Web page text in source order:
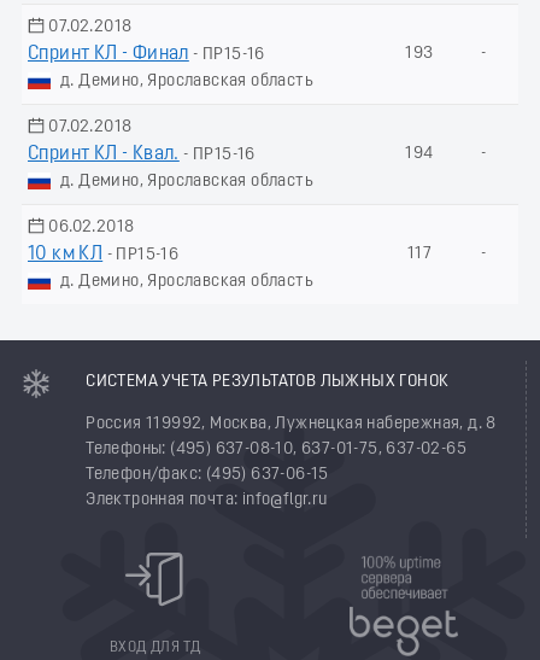
07.02.2018
Спринт КЛ - Финал - ПР15-16
д. Демино, Ярославская область
193 -
07.02.2018
Спринт КЛ - Квал. - ПР15-16
д. Демино, Ярославская область
194 -
06.02.2018
10 км КЛ
- ПР15-16
д. Демино, Ярославская область
117 -
СИСТЕМА УЧЕТА РЕЗУЛЬТАТОВ ЛЫЖНЫХ ГОНОК
Россия 119992, Москва, Лужнецкая набережная, д. 8
Телефоны: (495) 637-08-10, 637-01-75, 637-02-65
Телефон/факс: (495) 637-06-15
Электронная почта: info@flgr.ru
ВХОД ДЛЯ ТД